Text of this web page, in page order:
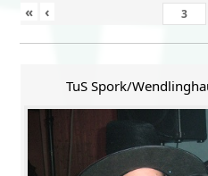
« ‹
TuS Spork/